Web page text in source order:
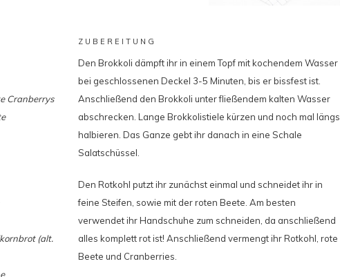
Cranberrys
(alt.
ZUBEREITUNG
Den Brokkoli dämpft ihr in einem Topf mit kochendem Wasser
bei geschlossenen Deckel 3-5 Minuten, bis er bissfest ist.
Anschließend den Brokkoli unter fließendem kalten Wasser
abschrecken. Lange Brokkolistiele kürzen und noch mal längs
halbieren. Das Ganze gebt ihr danach in eine Schale
Salatschüssel.
Den Rotkohl putzt ihr zunächst einmal und schneidet ihr in
feine Steifen, sowie mit der roten Beete. Am besten
verwendet ihr Handschuhe zum schneiden, da anschließend
alles komplett rot ist! Anschließend vermengt ihr Rotkohl, rote
Beete und Cranberries.